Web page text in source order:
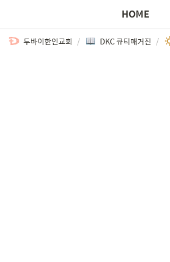
HOME
두바이한인교회 / DKC 큐티매거진 /